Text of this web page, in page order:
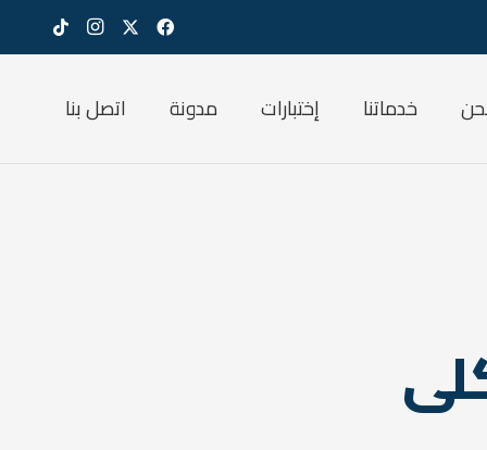
خدماتنا إختبارات مدونة اتصل بنا